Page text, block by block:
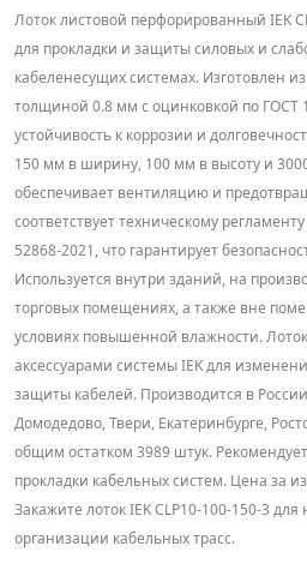
Лоток листовой перфорированный IEK
для прокладки и защиты силовых и
кабеленесущих системах. Изготовлен
толщиной 0.8 мм с оцинковкой по ГОСТ
устойчивость к коррозии и
150 мм в ширину, 100 мм в высоту и
обеспечивает вентиляцию и
соответствует техническому
52868-2021, что гарантирует
Используется внутри зданий, на
торговых помещениях, а также вне
условиях повышенной влажности.
аксессуарами системы IEK для
защиты кабелей. Производится в
Домодедово, Твери, Екатеринбурге,
общим остатком 3989 штук.
прокладки кабельных систем. Цена за
Закажите лоток IEK CLP10-100-150-3
организации кабельных трасс.